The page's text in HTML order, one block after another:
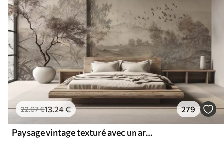
22.07€13.24€ 279
Paysage vintage texturé avec un arbre près d'une rivière et un ciel nuageux, art de la nature en tons sépia